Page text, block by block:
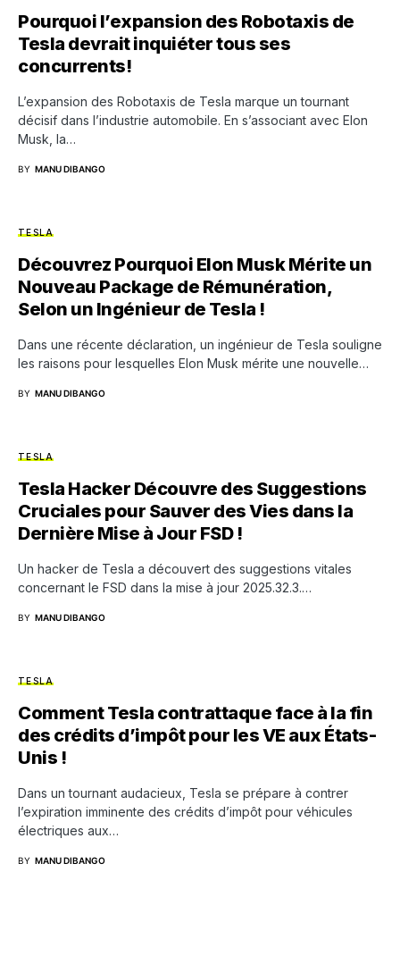
Pourquoi l’expansion des Robotaxis de
Tesla devrait inquiéter tous ses
concurrents!
L’expansion des Robotaxis de Tesla marque un tournant
décisif dans l’industrie automobile. En s’associant avec Elon
Musk, la…
BY MANU DIBANGO
TESLA
Découvrez Pourquoi Elon Musk Mérite un
Nouveau Package de Rémunération,
Selon un Ingénieur de Tesla !
Dans une récente déclaration, un ingénieur de Tesla souligne
les raisons pour lesquelles Elon Musk mérite une nouvelle…
BY MANU DIBANGO
TESLA
Tesla Hacker Découvre des Suggestions
Cruciales pour Sauver des Vies dans la
Dernière Mise à Jour FSD !
Un hacker de Tesla a découvert des suggestions vitales
concernant le FSD dans la mise à jour 2025.32.3.…
BY MANU DIBANGO
TESLA
Comment Tesla contrattaque face à la fin
des crédits d’impôt pour les VE aux États-
Unis !
Dans un tournant audacieux, Tesla se prépare à contrer
l’expiration imminente des crédits d’impôt pour véhicules
électriques aux…
BY MANU DIBANGO